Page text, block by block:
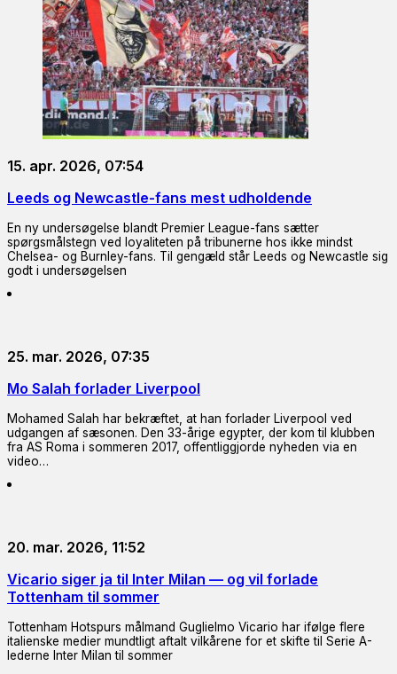
15. apr. 2026, 07:54
Leeds og Newcastle-fans mest udholdende
En ny undersøgelse blandt Premier League-fans sætter
spørgsmålstegn ved loyaliteten på tribunerne hos ikke mindst
Chelsea- og Burnley-fans. Til gengæld står Leeds og Newcastle sig
godt i undersøgelsen
25. mar. 2026, 07:35
Mo Salah forlader Liverpool
Mohamed Salah har bekræftet, at han forlader Liverpool ved
udgangen af sæsonen. Den 33-årige egypter, der kom til klubben
fra AS Roma i sommeren 2017, offentliggjorde nyheden via en
video…
20. mar. 2026, 11:52
Vicario siger ja til Inter Milan — og vil forlade
Tottenham til sommer
Tottenham Hotspurs målmand Guglielmo Vicario har ifølge flere
italienske medier mundtligt aftalt vilkårene for et skifte til Serie A-
lederne Inter Milan til sommer